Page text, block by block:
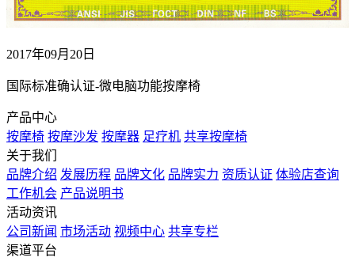
2017年09月20日
国际标准确认证-微电脑功能按摩椅
产品中心
按摩椅 按摩沙发 按摩器 足疗机 共享按摩椅
关于我们
品牌介绍 发展历程 品牌文化 品牌实力 资质认证 体验店查询
工作机会 产品说明书
活动资讯
公司新闻 市场活动 视频中心 共享专栏
渠道平台